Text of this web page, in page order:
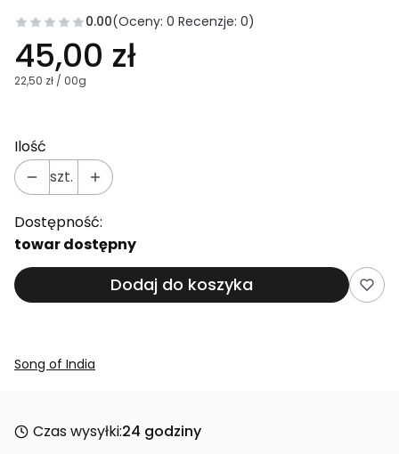
0.00(Oceny: 0 Recenzje: 0)
45,00 zł
22,50 zł / 00g
Ilość
szt.
Dostępność:
towar dostępny
Dodaj do koszyka
Song of India
Czas wysyłki:24 godziny